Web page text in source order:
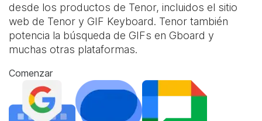
desde los productos de Tenor, incluidos el sitio
web de Tenor y GIF Keyboard. Tenor también
potencia la búsqueda de GIFs en Gboard y
muchas otras plataformas.
Comenzar